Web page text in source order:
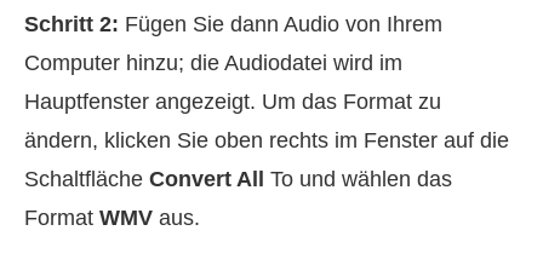
Schritt 2: Fügen Sie dann Audio von Ihrem
Computer hinzu; die Audiodatei wird im
Hauptfenster angezeigt. Um das Format zu
ändern, klicken Sie oben rechts im Fenster auf die
Schaltfläche Convert All To und wählen das
Format WMV aus.